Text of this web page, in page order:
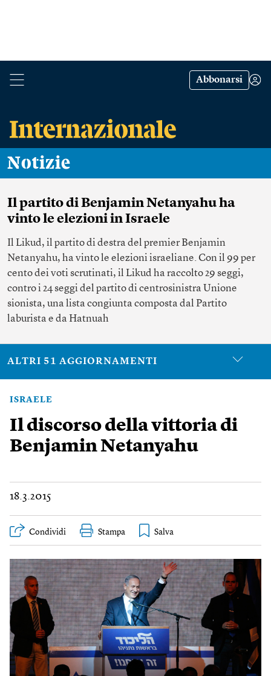
Abbonarsi
Notizie
Il partito di Benjamin Netanyahu ha
vinto le elezioni in Israele
Il Likud, il partito di destra del premier Benjamin
Netanyahu, ha vinto le elezioni israeliane. Con il 99 per
cento dei voti scrutinati, il Likud ha raccolto 29 seggi,
contro i 24 seggi del partito di centrosinistra Unione
sionista, una lista congiunta composta dal Partito
laburista e da Hatnuah
ALTRI 51 AGGIORNAMENTI
ISRAELE
Il discorso della vittoria di
Benjamin Netanyahu
18.3.2015
Condividi Stampa